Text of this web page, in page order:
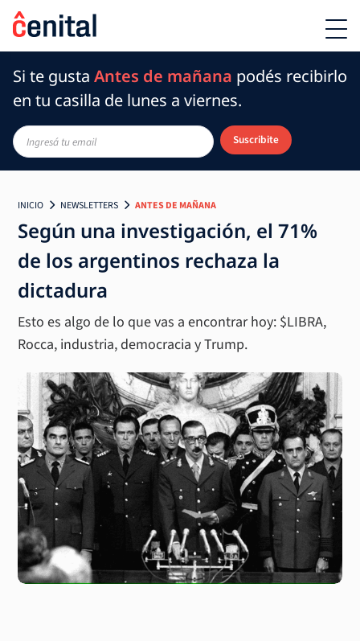
Si te gusta Antes de mañana podés recibirlo
en tu casilla de lunes a viernes.
Suscribite
INICIO NEWSLETTERS ANTES DE MAÑANA
Según una investigación, el 71%
de los argentinos rechaza la
dictadura
Esto es algo de lo que vas a encontrar hoy: $LIBRA,
Rocca, industria, democracia y Trump.